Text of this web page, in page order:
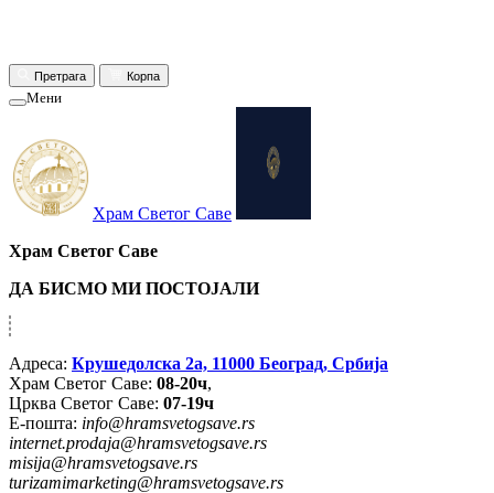
Претрага Корпа
Мени
Храм Светог Саве
Храм Светог Саве
ДА БИСМО МИ ПОСТОЈАЛИ
Адреса: Крушедолска 2а, 11000 Београд, Србија
Храм Светог Саве: 08-20ч,
Црква Светог Саве: 07-19ч
Е-пошта: info@hramsvetogsave.rs
internet.prodaja@hramsvetogsave.rs
misija@hramsvetogsave.rs
turizamimarketing@hramsvetogsave.rs